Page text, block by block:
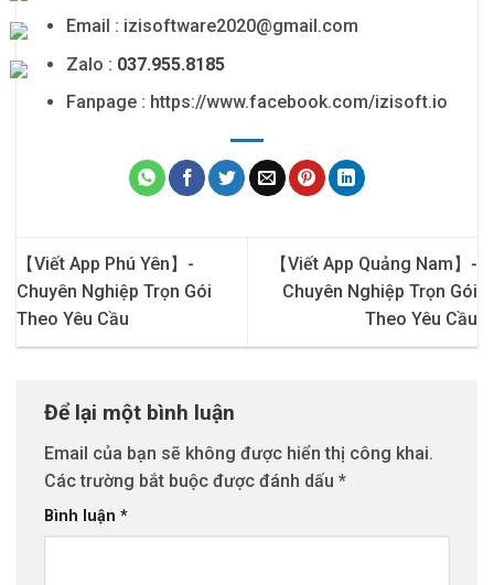
Email : izisoftware2020@gmail.com
Zalo : 037.955.8185
Fanpage : https://www.facebook.com/izisoft.io
【Viết App Phú Yên】-
Chuyên Nghiệp Trọn Gói
Theo Yêu Cầu
【Viết App Quảng Nam】-
Chuyên Nghiệp Trọn Gói
Theo Yêu Cầu
Để lại một bình luận
Email của bạn sẽ không được hiển thị công khai.
Các trường bắt buộc được đánh dấu *
Bình luận *